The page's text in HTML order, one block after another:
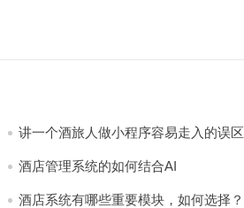
讲一个酒旅人做小程序容易走入的误区
酒店管理系统的如何结合AI
酒店系统有哪些重要模块，如何选择？